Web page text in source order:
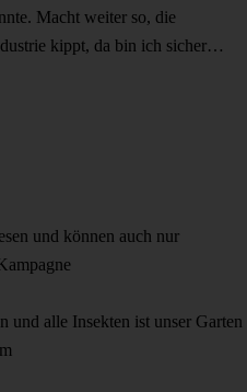
Macht weiter so, die
kippt, da bin ich sicher…
und können auch nur
und alle Insekten ist unser Garten